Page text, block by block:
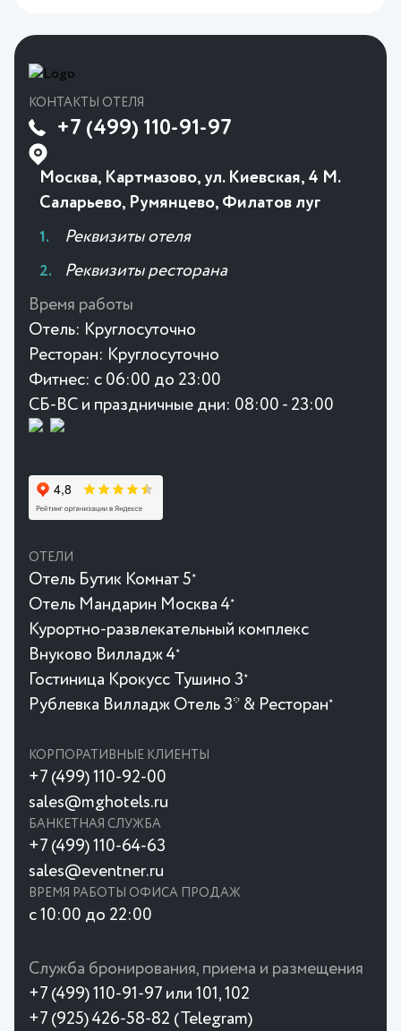
КОНТАКТЫ ОТЕЛЯ
+7 (499) 110-91-97
Москва, Картмазово, ул. Киевская, 4 М.
Саларьево, Румянцево, Филатов луг
Реквизиты отеля
Реквизиты ресторана
Время работы
Отель: Круглосуточно
Ресторан: Круглосуточно
Фитнес: с 06:00 до 23:00
СБ-ВС и праздничные дни: 08:00 - 23:00
ОТЕЛИ
Отель Бутик Комнат 5★
Отель Мандарин Москва 4★
Курортно-развлекательный комплекс
Внуково Вилладж 4★
Гостиница Крокусc Тушино 3★
Рублевка Вилладж Отель 3* & Ресторан★
КОРПОРАТИВНЫЕ КЛИЕНТЫ
+7 (499) 110-92-00
sales@mghotels.ru
БАНКЕТНАЯ СЛУЖБА
+7 (499) 110-64-63
sales@eventner.ru
ВРЕМЯ РАБОТЫ ОФИСА ПРОДАЖ
с 10:00 до 22:00
Служба бронирования, приема и размещения
+7 (499) 110-91-97 или 101, 102
+7 (925) 426-58-82 (Telegram)